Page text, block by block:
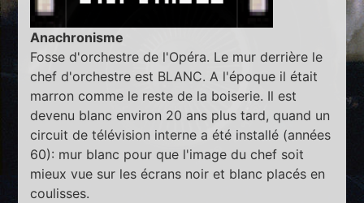
Anachronisme
Fosse d'orchestre de l'Opéra. Le mur derrière le
chef d'orchestre est BLANC. A l'époque il était
marron comme le reste de la boiserie. Il est
devenu blanc environ 20 ans plus tard, quand un
circuit de télévision interne a été installé (années
60): mur blanc pour que l'image du chef soit
mieux vue sur les écrans noir et blanc placés en
coulisses.